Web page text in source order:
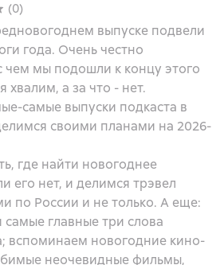
(0)
выпуске подвели
года. Очень честно
чем мы подошли к концу этого
хвалим, а за что - нет.
самые выпуски подкаста в
своими планами на 2026-
где найти новогоднее
его нет, и делимся трэвел
по России и не только. А еще:
главные три слова
вспоминаем новогодние кино-
неочевидные фильмы,